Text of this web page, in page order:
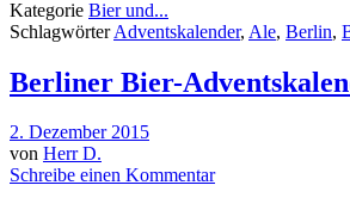
Kategorie Bier und...
SchlagwörterAdventskalender, Ale, Berlin,
Berliner Bier-
2. Dezember 2015
von Herr D.
Schreibe einen Kommentar